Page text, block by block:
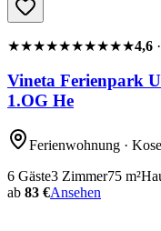
★★★★★★★★★★4,6 ·
Vineta Ferienpark
1.OG He
Ferienwohnung ·
6 Gäste3 Zimmer75 m²
ab 83 €Ansehen